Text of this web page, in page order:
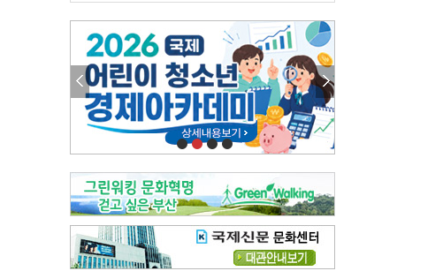
문재필-여름_저녁무렵의호수
이 한편의 시조[전체보기]
참선 /오기환
고향 /김진규
주말 영화 박스오피스[전체보기]
‘스파이더맨’ 개봉 5일 만에 300만 돌풍…박스오피스·예매율 동시 1위
‘호프’ 개봉 11일 만에 관객 300만…‘스파이더맨’ 예매율 68.8% 1위
오늘의 운세- [전체보기]
오늘의 운세- 2026년 8월 6일 (음 6월 24일)
오늘의 운세- 2026년 8월 5일 (음 6월 23일)
조해훈의 고전 속 이 문장 [전체보기]
입추 지났는데도 덥다며 신유안에게 보낸 박규수의 편지